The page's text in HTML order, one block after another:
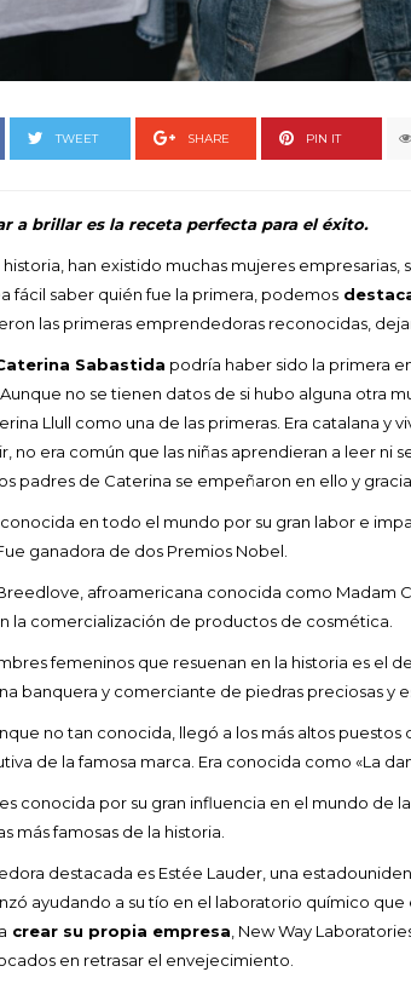
TWEET SHARE PIN IT
a brillar es la receta perfecta para el éxito.
han existido muchas mujeres
fácil saber quién fue la primera, podemos
las primeras emprendedoras reconocidas,
Sabastida podría haber sido la primera
no se tienen datos de si hubo alguna otra
Llull como una de las primeras. Era catalana y
no era común que las niñas aprendieran a leer ni
padres de Caterina se empeñaron en ello y
en todo el mundo por su gran labor e
ganadora de dos Premios Nobel.
Breedlove, afroamericana conocida como Madam
la comercialización de productos de cosmética.
femeninos que resuenan en la historia es el
banquera y comerciante de piedras preciosas y
no tan conocida, llegó a los más altos
de la famosa marca. Era conocida como «La
es conocida por su gran influencia en el mundo de
más famosas de la historia.
destacada es Estée Lauder, una
ayudando a su tío en el laboratorio químico
crear su propia empresa , New Way
en retrasar el envejecimiento.
Goyo un
vida de las
LEAVE A COMMENT